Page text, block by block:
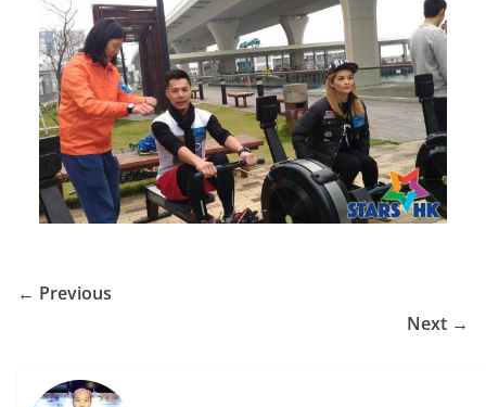
← Previous
Next →